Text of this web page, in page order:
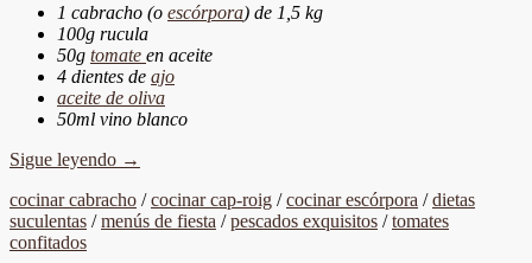
1 cabracho (o escórpora) de 1,5 kg
100g rucula
50g tomate en aceite
4 dientes de ajo
aceite de oliva
50ml vino blanco
Sigue leyendo →
cocinar cabracho /cocinar cap-roig /cocinar escórpora /dietas
suculentas /menús de fiesta /pescados exquisitos /tomates
confitados